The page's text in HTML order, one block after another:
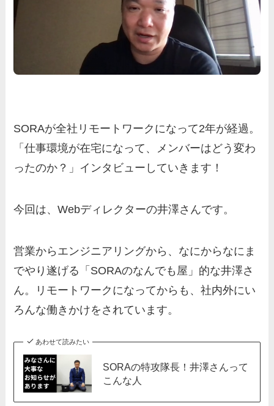
SORAが全社リモートワークになって2年が経過。
「仕事環境が在宅になって、メンバーはどう変わ
ったのか？」インタビューしていきます！
今回は、Webディレクターの井澤さんです。
営業からエンジニアリングから、なにからなにま
でやり遂げる「SORAのなんでも屋」的な井澤さ
ん。リモートワークになってからも、社内外にい
ろんな働きかけをされています。
あわせて読みたい
SORAの特攻隊長！井澤さんって
こんな人